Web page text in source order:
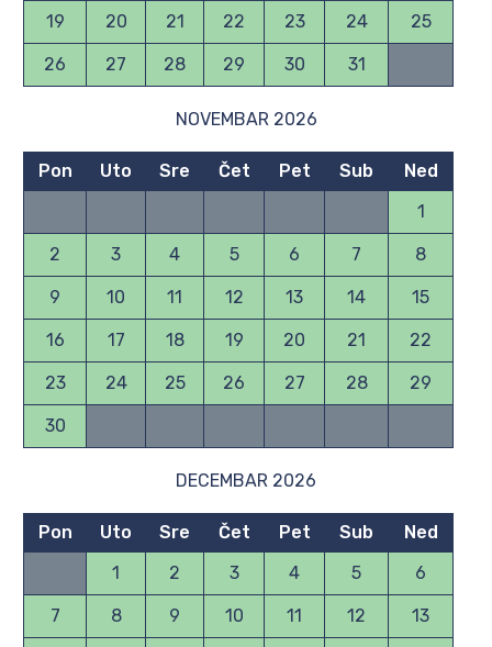
19 20 21 22 23 24 25
26 27 28 29 30 31
NOVEMBAR 2026
Pon Uto Sre Čet Pet Sub
Ned
1
2 3 4 5 6 7 8
9 10 11 12 13 14 15
16 17 18 19 20 21 22
23 24 25 26 27 28 29
30
DECEMBAR 2026
Pon Uto Sre Čet Pet Sub
Ned
1
2 3 4 5 6
7 8 9 10 11 12 13